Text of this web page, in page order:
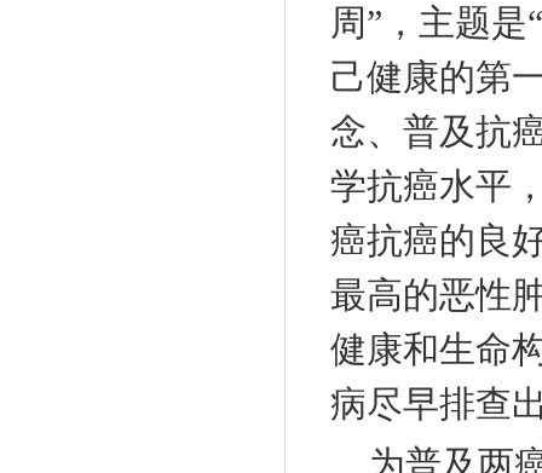
周”，主题
己健康的第
念、普及抗
学抗癌水平
癌抗癌的良
最高的恶性
健康和生命
病尽早排查
为普及两